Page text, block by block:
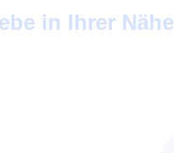
in Ihrer Nähe